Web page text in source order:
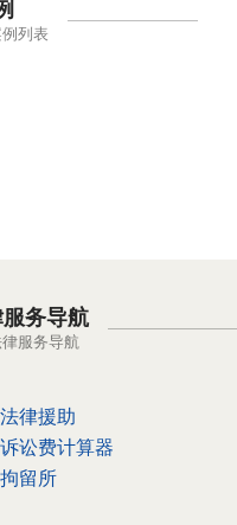
列表
务导航
服务导航
法律援助
诉讼费计算器
拘留所